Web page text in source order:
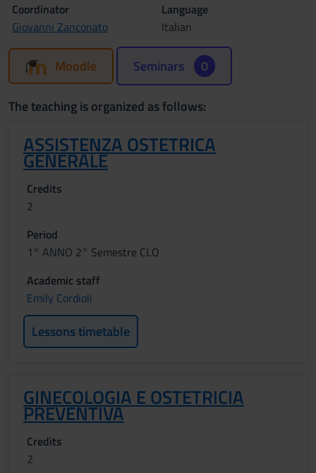
Coordinator
Giovanni Zanconato
Language
Italian
Moodle Seminars 0
The teaching is organized as follows:
ASSISTENZA OSTETRICA
GENERALE
Credits
2
Period
1° ANNO 2° Semestre CLO
Academic staff
Emily Cordioli
Lessons timetable
GINECOLOGIA E OSTETRICIA
PREVENTIVA
Credits
2